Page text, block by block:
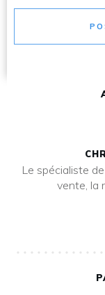
Le spécialiste
vente, la